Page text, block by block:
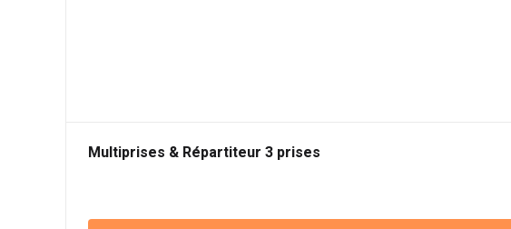
Multiprises & Répartiteur 3 prises